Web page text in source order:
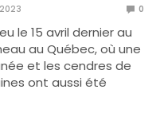
0
le 15 avril dernier au
au Québec, où une
et les cendres de
ont aussi été